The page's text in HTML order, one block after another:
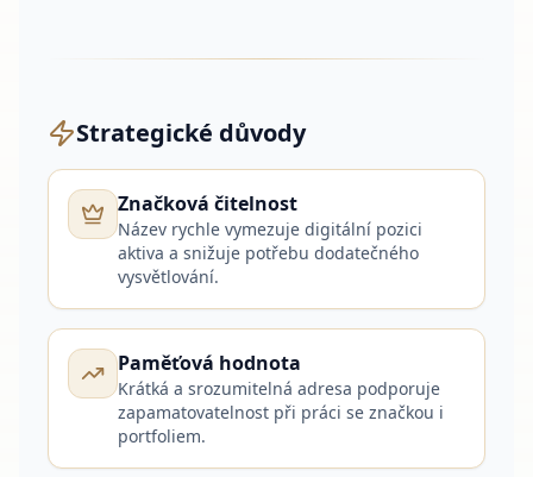
Strategické důvody
Značková čitelnost
Název rychle vymezuje digitální pozici
aktiva a snižuje potřebu dodatečného
vysvětlování.
Paměťová hodnota
Krátká a srozumitelná adresa podporuje
zapamatovatelnost při práci se značkou i
portfoliem.